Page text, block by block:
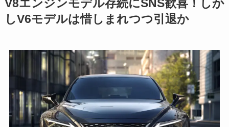
V8エンジンモデル存続にSNS歓喜！しか
しV6モデルは惜しまれつつ引退か